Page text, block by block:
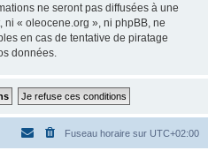
ne seront pas diffusées à une
ni « oleocene.org », ni phpBB, ne
en cas de tentative de piratage
données.
Fuseau horaire sur UTC+02:00